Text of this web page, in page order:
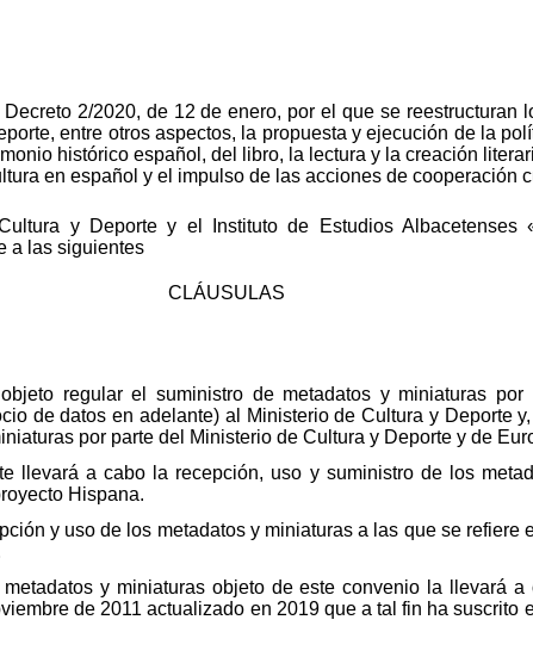
2/2020, de 12 de enero, por el que se reestructuran
entre otros aspectos, la propuesta y ejecución de la
histórico español, del libro, la lectura y la creación
en español y el impulso de las acciones de cooperación
y Deporte y el Instituto de Estudios Albacetenses
a las siguientes
CLÁUSULAS
regular el suministro de metadatos y miniaturas por
de datos en adelante) al Ministerio de Cultura y Deporte
por parte del Ministerio de Cultura y Deporte y de
llevará a cabo la recepción, uso y suministro de los
Hispana.
y uso de los metadatos y miniaturas a las que se refiere
y miniaturas objeto de este convenio la llevará a
de 2011 actualizado en 2019 que a tal fin ha suscrito